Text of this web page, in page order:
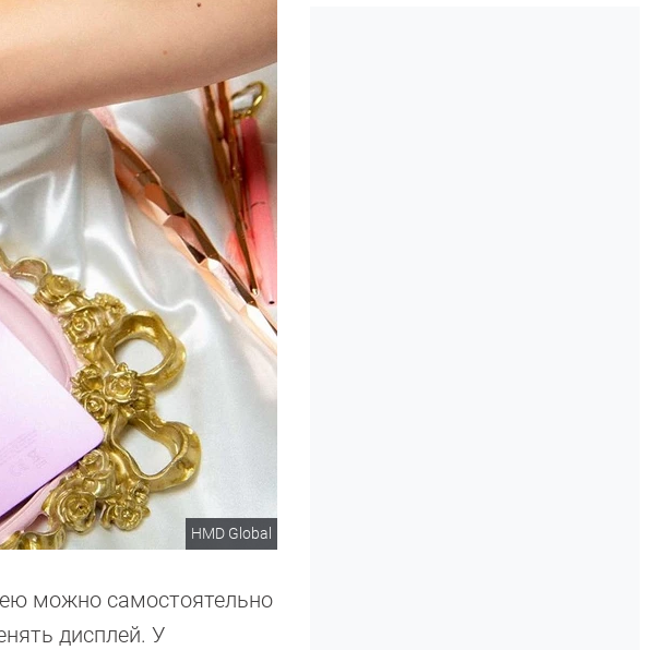
HMD Global
можно самостоятельно
дисплей. У